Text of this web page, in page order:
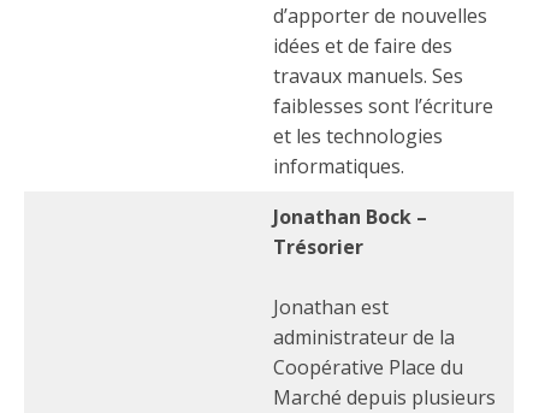
d’apporter de nouvelles
idées et de faire des
travaux manuels. Ses
faiblesses sont l’écriture
et les technologies
informatiques.
Jonathan Bock –
Trésorier
Jonathan est
administrateur de la
Coopérative Place du
Marché depuis plusieurs